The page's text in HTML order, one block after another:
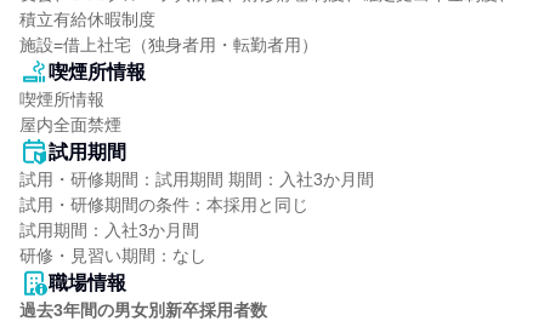
積立有給休暇制度
施設=借上社宅（独身者用・転勤者用）
喫煙所情報
喫煙所情報
屋内全面禁煙
試用期間
試用・研修期間：試用期間 期間：入社3か月間
試用・研修期間の条件：本採用と同じ
試用期間：入社3か月間
職場情報
過去3年間の男女別新卒採用者数